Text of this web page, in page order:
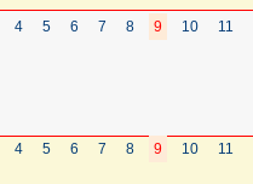
4 5 6 7 8 9 10 11
4 5 6 7 8 9 10 11